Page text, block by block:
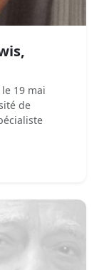
19 mai
de